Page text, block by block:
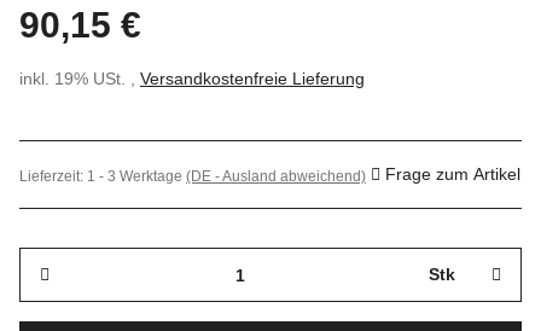
90,15 €
inkl. 19% USt. , Versandkostenfreie Lieferung
Lieferzeit: 1 - 3 Werktage (DE - Ausland abweichend) Frage zum Artikel
Stk